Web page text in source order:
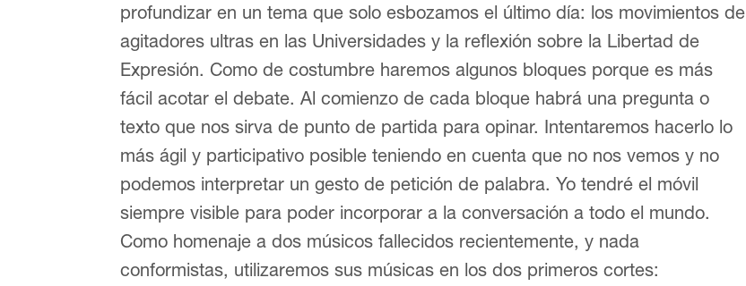
profundizar en un tema que solo esbozamos el último día: los movimientos de
agitadores ultras en las Universidades y la reflexión sobre la Libertad de
Expresión. Como de costumbre haremos algunos bloques porque es más
fácil acotar el debate. Al comienzo de cada bloque habrá una pregunta o
texto que nos sirva de punto de partida para opinar. Intentaremos hacerlo lo
más ágil y participativo posible teniendo en cuenta que no nos vemos y no
podemos interpretar un gesto de petición de palabra. Yo tendré el móvil
siempre visible para poder incorporar a la conversación a todo el mundo.
Como homenaje a dos músicos fallecidos recientemente, y nada
conformistas, utilizaremos sus músicas en los dos primeros cortes: